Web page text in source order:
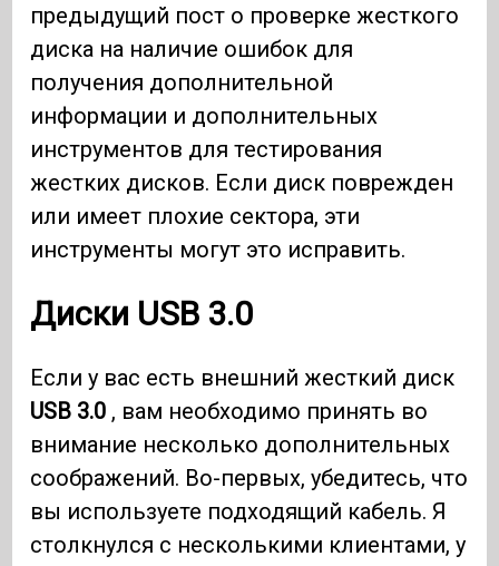
предыдущий пост о проверке жесткого
диска на наличие ошибок для
получения дополнительной
информации и дополнительных
инструментов для тестирования
жестких дисков. Если диск поврежден
или имеет плохие сектора, эти
инструменты могут это исправить.
Диски USB 3.0
Если у вас есть внешний жесткий диск
USB 3.0 , вам необходимо принять во
внимание несколько дополнительных
соображений. Во-первых, убедитесь, что
вы используете подходящий кабель. Я
столкнулся с несколькими клиентами, у